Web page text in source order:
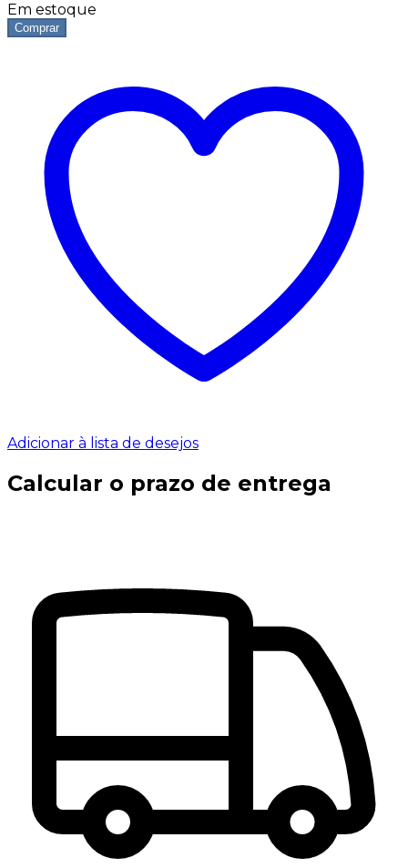
Em estoque
Comprar
Adicionar à lista de desejos
Calcular o prazo de entrega